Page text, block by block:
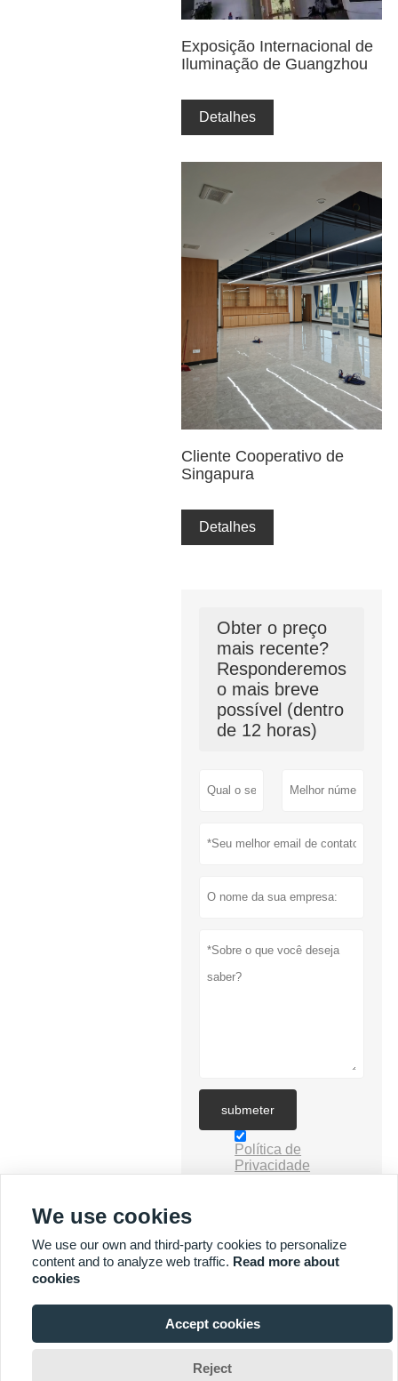

Exposição Internacional de
Iluminação de Guangzhou
Detalhes
Cliente Cooperativo de
Singapura
Detalhes
Obter o preço
mais recente?
Responderemos
o mais breve
possível (dentro
de 12 horas)
submeter
Política de
Privacidade
MAIS SERVIÇOS
Direitos autorais por © Yuyi Lighting Technology Co., Ltd. E-mail:
We use cookies
We use our own and third-party cookies to personalize
content and to analyze web traffic. Read more about
cookies
Accept cookies
Reject